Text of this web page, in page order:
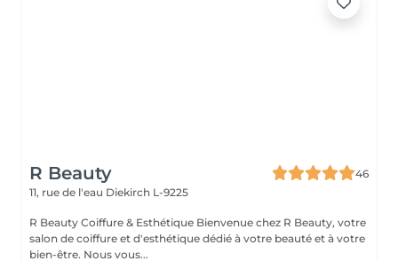
R Beauty
46
11, rue de l'eau Diekirch L-9225
R Beauty Coiffure & Esthétique Bienvenue chez R Beauty, votre
salon de coiffure et d'esthétique dédié à votre beauté et à votre
bien-être. Nous vous...